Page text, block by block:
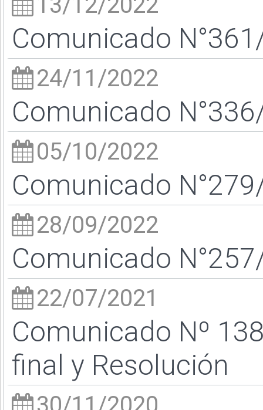
Comunicado
24/11/2022
Comunicado
05/10/2022
Comunicado
28/09/2022
Comunicado
22/07/2021
Comunicado Nº
final y Resolución